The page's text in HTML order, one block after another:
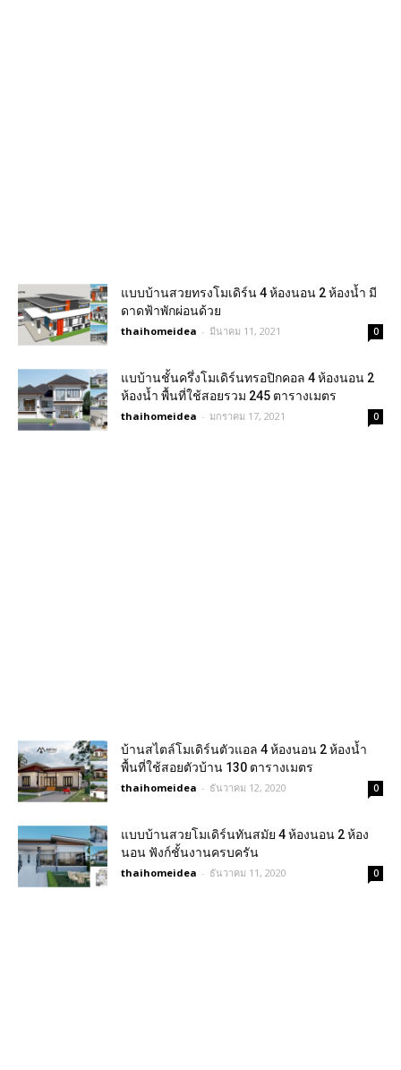
แบบบ้านสวยทรงโมเดิร์น 4 ห้องนอน 2 ห้องน้ำ มี
ดาดฟ้าพักผ่อนด้วย
thaihomeidea - มีนาคม 11, 2021 0
แบบ้านชั้นครึ่งโมเดิร์นทรอปิกคอล 4 ห้องนอน 2
ห้องน้ำ พื้นที่ใช้สอยรวม 245 ตารางเมตร
thaihomeidea - มกราคม 17, 2021 0
บ้านสไตล์โมเดิร์นตัวแอล 4 ห้องนอน 2 ห้องน้ำ
พื้นที่ใช้สอยตัวบ้าน 130 ตารางเมตร
thaihomeidea - ธันวาคม 12, 2020 0
แบบบ้านสวยโมเดิร์นทันสมัย 4 ห้องนอน 2 ห้อง
นอน ฟังก์ชั้นงานครบครัน
thaihomeidea - ธันวาคม 11, 2020 0